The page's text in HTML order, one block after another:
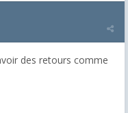
des retours comme